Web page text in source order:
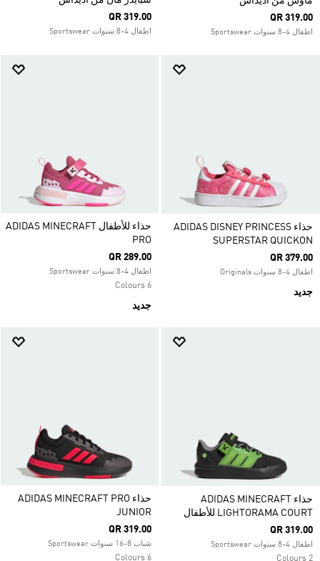
QR 319.00
اطفال 4-8 سنوات Sportswear
QR 319.00
اطفال 4-8 سنوات Sportswear
حذاء ADIDAS DISNEY PRINCESS
SUPERSTAR QUICKON
QR 379.00
اطفال 4-8 سنوات Originals
جديد
حذاء للأطفال ADIDAS MINECRAFT
PRO
QR 289.00
اطفال 4-8 سنوات Sportswear
6 Colours
جديد
حذاء ADIDAS MINECRAFT
LIGHTORAMA COURT للأطفال
QR 319.00
اطفال 4-8 سنوات Sportswear
2 Colours
حذاء ADIDAS MINECRAFT PRO
JUNIOR
QR 319.00
شباب 8-16 سنوات Sportswear
6 Colours